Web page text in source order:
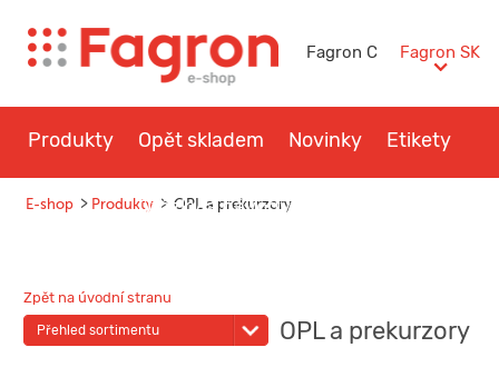
Fagron C Fagron SK
Produkty Opět skladem Novinky Etikety
Otázky a návody
E-shop > Produkty > OPL a prekurzory
Zpět na úvodní stranu
Přehled sortimentu OPL a prekurzory